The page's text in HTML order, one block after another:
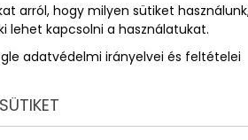
arról, hogy milyen sütiket
lehet kapcsolni a használatukat.
adatvédelmi irányelvei és feltételei